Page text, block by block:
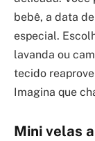
bebê, a data
especial.
lavanda ou
tecido
Imagina que
Mini velas